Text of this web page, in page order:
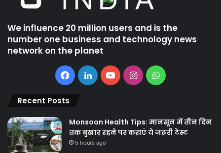
We influence 20 million users and is the
number one business and technology news
network on the planet
Facebook
LinkedInYouTubeInstagramWhatsApp
Recent Posts
Monsoon Health Tips: मानसून में तीन दिन
तक बुखार रहने पर कराएं ये जरूरी टेस्ट
5 hours ago